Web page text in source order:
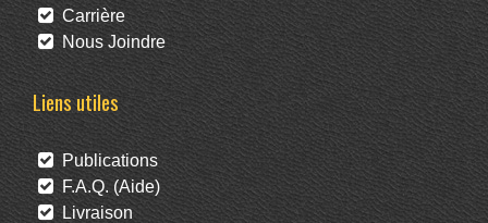
Carrière
Nous Joindre
Liens utiles
Publications
F.A.Q. (Aide)
Livraison